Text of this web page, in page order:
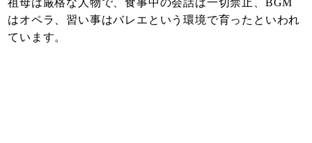
はオペラ、習い事はバレエという環境で育ったといわれ
ています。